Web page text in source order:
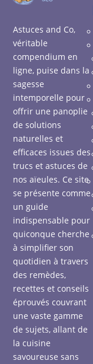
Astuces and Co,
véritable
compendium en
ligne, puise dans la
sagesse
intemporelle pour
offrir une panoplie
de solutions
naturelles et
efficaces issues des
trucs et astuces de
nos aïeules. Ce site
se présente comme
un guide
indispensable pour
quiconque cherche
à simplifier son
quotidien à travers
des remèdes,
recettes et conseils
éprouvés couvrant
une vaste gamme
de sujets, allant de
la cuisine
savoureuse sans